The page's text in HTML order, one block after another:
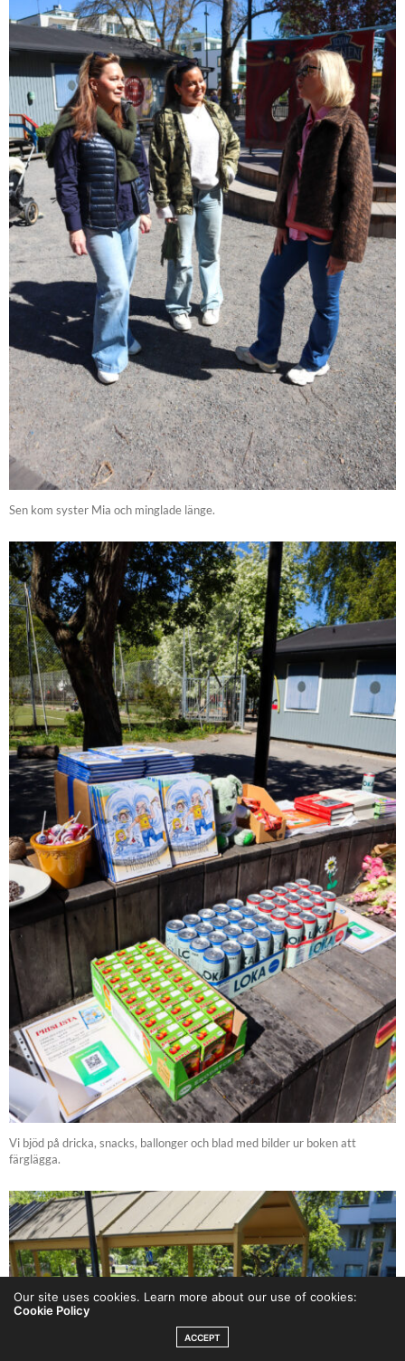
Sen kom syster Mia och minglade länge.
Vi bjöd på dricka, snacks, ballonger och blad med bilder ur boken att
färglägga.
Our site uses cookies. Learn more about our use of cookies:
Cookie Policy
ACCEPT